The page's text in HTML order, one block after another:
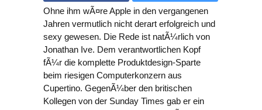
Ohne ihm wÃ¤re Apple in den vergangenen
Jahren vermutlich nicht derart erfolgreich und
sexy gewesen. Die Rede ist natÃ¼rlich von
Jonathan Ive. Dem verantwortlichen Kopf
fÃ¼r die komplette Produktdesign-Sparte
beim riesigen Computerkonzern aus
Cupertino. GegenÃ¼ber den britischen
Kollegen von der Sunday Times gab er ein